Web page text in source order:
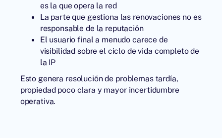
es la que opera la red
La parte que gestiona las renovaciones no es
responsable de la reputación
El usuario final a menudo carece de
visibilidad sobre el ciclo de vida completo de
la IP
Esto genera resolución de problemas tardía,
propiedad poco clara y mayor incertidumbre
operativa.